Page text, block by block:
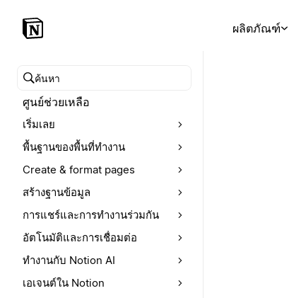
ผลิตภัณฑ์
ค้นหาศูนย์ช่วยเหลือ
ศูนย์ช่วยเหลือ
เริ่มเลย
พื้นฐานของพื้นที่ทำงาน
Create & format pages
สร้างฐานข้อมูล
การแชร์และการทำงานร่วมกัน
อัตโนมัติและการเชื่อมต่อ
ทำงานกับ Notion AI
เอเจนต์ใน Notion